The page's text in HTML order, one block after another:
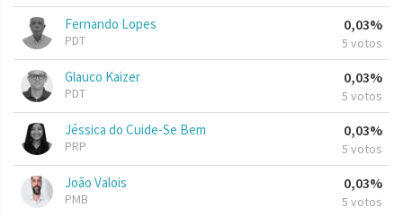
Fernando Lopes
PDT
0,03%
5 votos
Glauco Kaizer
PDT
0,03%
5 votos
Jéssica do Cuide-Se Bem
PRP
0,03%
5 votos
João Valois
PMB
0,03%
5 votos